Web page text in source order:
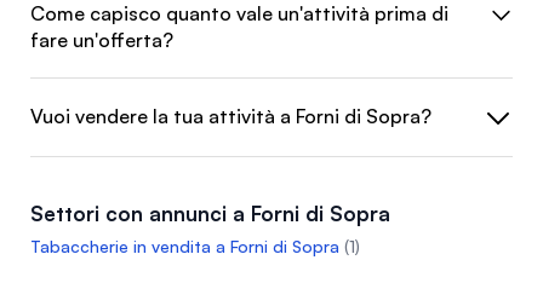
Come capisco quanto vale un'attività prima di
fare un'offerta?
Vuoi vendere la tua attività a Forni di Sopra?
Settori con annunci a Forni di Sopra
Tabaccherie in vendita a Forni di Sopra (1)